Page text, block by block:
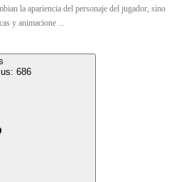
la apariencia del personaje del jugador, sino
y animacione ...
686